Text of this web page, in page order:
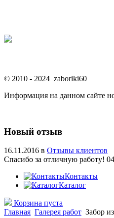
© 2010 - 2024 zaboriki60
Информация на данном сайте
Новый отзыв
16.11.2016 в Отзывы клиентов
Спасибо за отличную работу!
Контакты
Каталог
Корзина пуста
Главная Галерея работ Забор